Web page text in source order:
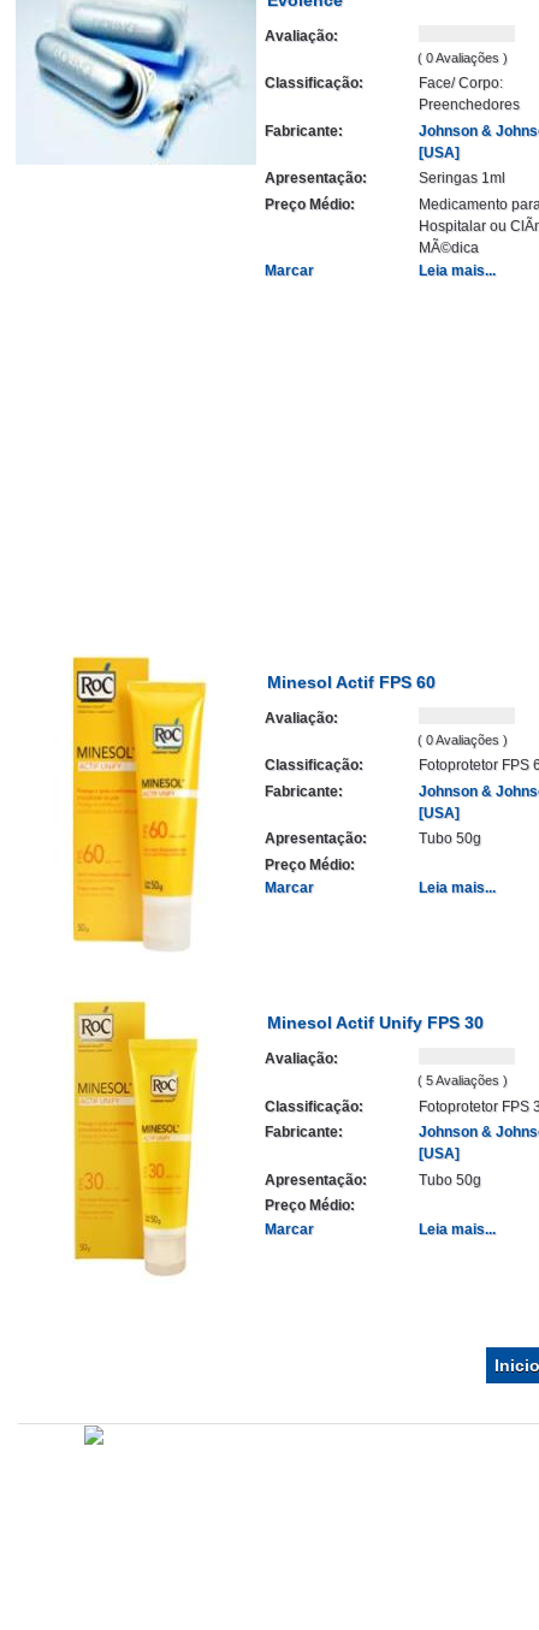
Avaliação:
( 0 Avaliações )
Classificação:
Face/ Corpo:
Preenchedores
Fabricante:
Johnson &
[USA]
Apresentação:
Seringas 1ml
Preço Médio:
Medicamento
Hospitalar ou
MÃ©dica
Marcar
Leia mais...
Minesol Actif FPS 60
Avaliação:
( 0 Avaliações )
Classificação:
Fotoprotetor FPS
Fabricante:
Johnson &
[USA]
Apresentação:
Tubo 50g
Preço Médio:
Marcar
Leia mais...
Minesol Actif Unify FPS 30
Avaliação:
( 5 Avaliações )
Classificação:
Fotoprotetor FPS
Fabricante:
Johnson &
[USA]
Apresentação:
Tubo 50g
Preço Médio:
Marcar
Leia mais...
Inicio